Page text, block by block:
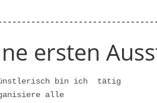
ersten
bin ich  tätig
alle